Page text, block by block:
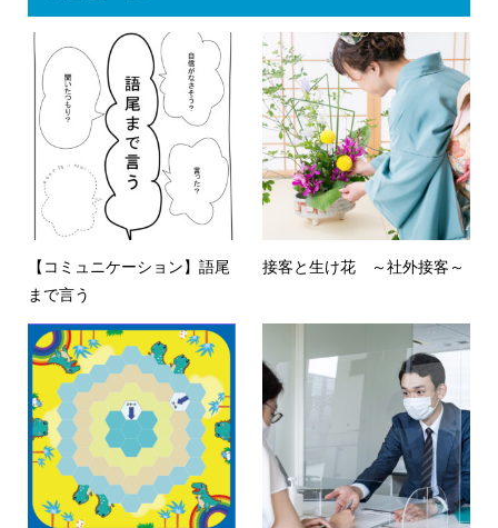
【コミュニケーション】語尾
まで言う
接客と生け花 ～社外接客～